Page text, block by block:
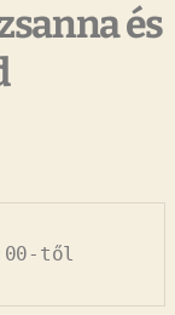
és
től